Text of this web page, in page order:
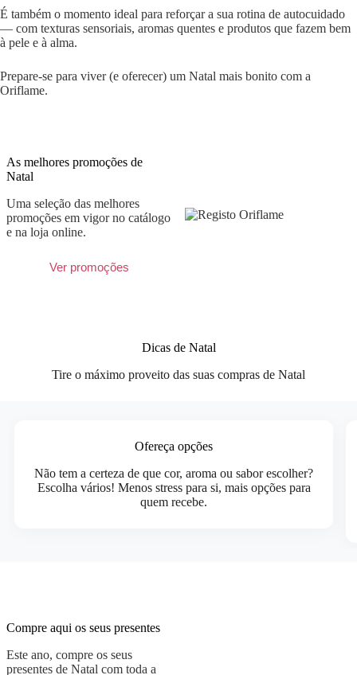
É também o momento ideal para reforçar a sua rotina de autocuidado
— com texturas sensoriais, aromas quentes e produtos que fazem bem
à pele e à alma.
Prepare-se para viver (e oferecer) um Natal mais bonito com a
Oriflame.
As melhores promoções de
Natal
Uma seleção das melhores
promoções em vigor no catálogo
e na loja online.
Ver promoções
Dicas de Natal
Tire o máximo proveito das suas compras de Natal
Ofereça opções
Não tem a certeza de que cor, aroma ou sabor escolher?
Escolha vários! Menos stress para si, mais opções para
quem recebe.
Compre aqui os seus presentes
Este ano, compre os seus
presentes de Natal com toda a